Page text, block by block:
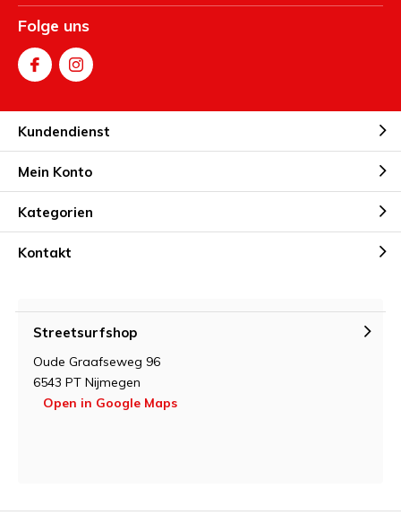
Folge uns
Kundendienst
Mein Konto
Kategorien
Kontakt
Streetsurfshop
Oude Graafseweg 96
6543 PT Nijmegen
Open in Google Maps